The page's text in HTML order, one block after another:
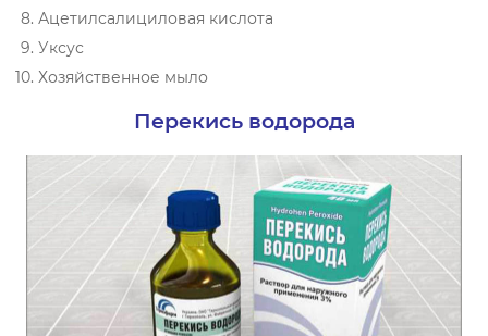
Ацетилсалициловая кислота
Уксус
Хозяйственное мыло
Перекись водорода